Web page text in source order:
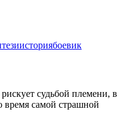
историябоевик
судьбой племени, в
время самой страшной